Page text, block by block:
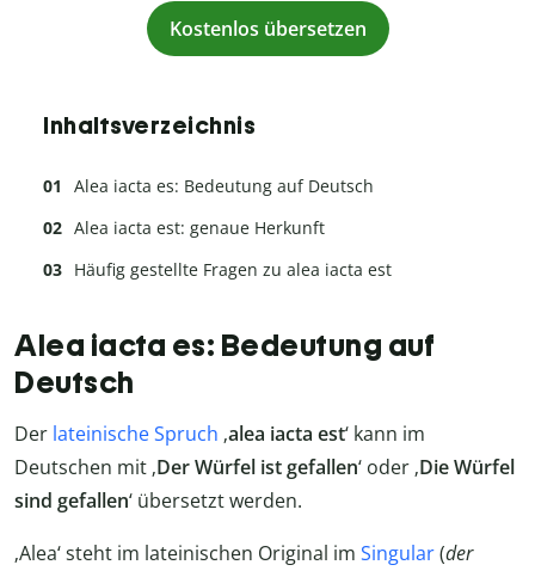
Kostenlos übersetzen
Inhaltsverzeichnis
Alea iacta es: Bedeutung auf Deutsch
Alea iacta est: genaue Herkunft
Häufig gestellte Fragen zu alea iacta est
Alea iacta es: Bedeutung auf
Deutsch
Der lateinische Spruch ‚alea iacta est‘ kann im
Deutschen mit ‚Der Würfel ist gefallen‘ oder ‚Die Würfel
sind gefallen‘ übersetzt werden.
‚Alea‘ steht im lateinischen Original im Singular(der